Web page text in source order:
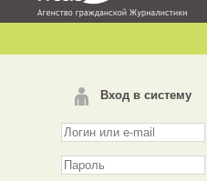
Вход в систему